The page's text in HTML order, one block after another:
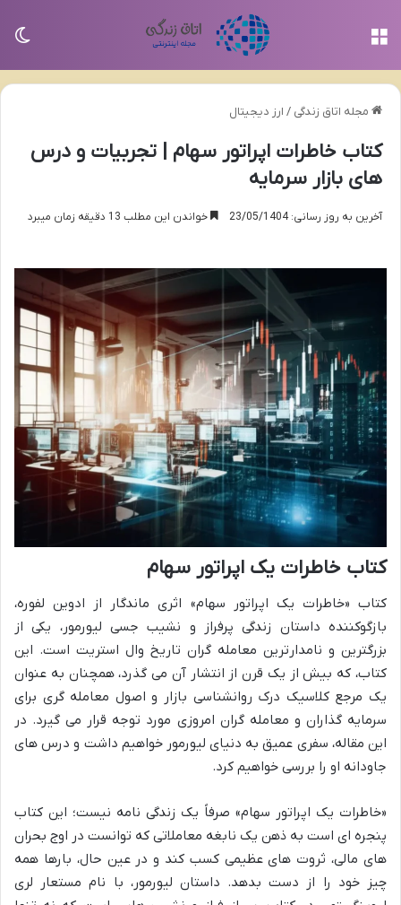
مجله اتاق زندگی / ارز دیجیتال
کتاب خاطرات اپراتور سهام | تجربیات و درس
های بازار سرمایه
آخرین به روز رسانی: 23/05/1404 خواندن این مطلب 13 دقیقه زمان میبرد
کتاب خاطرات یک اپراتور سهام
کتاب «خاطرات یک اپراتور سهام» اثری ماندگار از ادوین لفوره،
بازگوکننده داستان زندگی پرفراز و نشیب جسی لیورمور، یکی از
بزرگترین و نامدارترین معامله گران تاریخ وال استریت است. این
کتاب، که بیش از یک قرن از انتشار آن می گذرد، همچنان به عنوان
یک مرجع کلاسیک درک روانشناسی بازار و اصول معامله گری برای
سرمایه گذاران و معامله گران امروزی مورد توجه قرار می گیرد. در
این مقاله، سفری عمیق به دنیای لیورمور خواهیم داشت و درس های
جاودانه او را بررسی خواهیم کرد.
«خاطرات یک اپراتور سهام» صرفاً یک زندگی نامه نیست؛ این کتاب
پنجره ای است به ذهن یک نابغه معاملاتی که توانست در اوج بحران
های مالی، ثروت های عظیمی کسب کند و در عین حال، بارها همه
چیز خود را از دست بدهد. داستان لیورمور، با نام مستعار لری